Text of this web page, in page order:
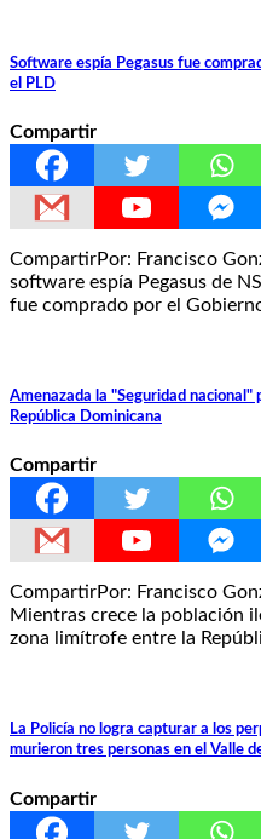
Software espía Pegasus fue
el PLD
Compartir
CompartirPor: Francisco
software espía Pegasus de
fue comprado por el
Amenazada la "Seguridad nacional"
República Dominicana
Compartir
CompartirPor: Francisco
Mientras crece la población
zona limítrofe entre la
La Policía no logra capturar a los
murieron tres personas en el Valle
Compartir